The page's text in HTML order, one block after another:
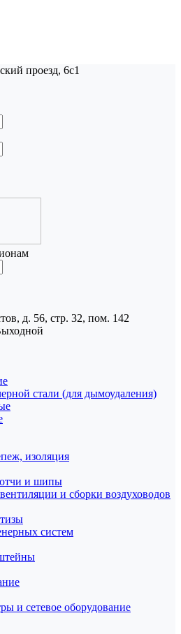
проезд, 6с1
д. 56, стр. 32, пом. 142
стали (для дымоудаления)
изоляция
и шипы
и сборки воздуховодов
систем
и сетевое оборудование